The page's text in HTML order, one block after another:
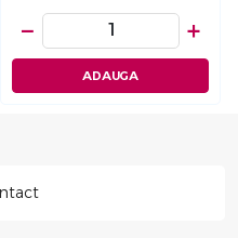
− +
ADAUGA